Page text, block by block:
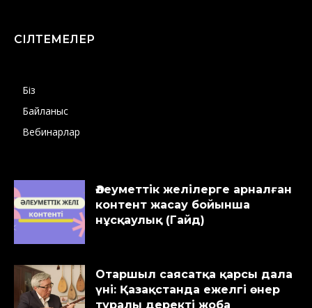
СІЛТЕМЕЛЕР
Біз
Байланыс
Вебинарлар
Әлеуметтік желілерге арналған
контент жасау бойынша
нұсқаулық (Гайд)
Отаршыл саясатқа қарсы дала
үні: Қазақстанда ежелгі өнер
туралы деректі жоба